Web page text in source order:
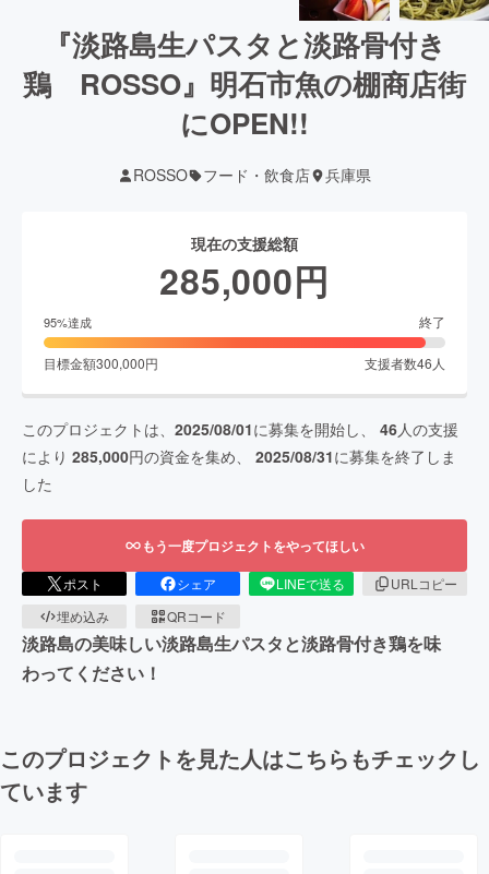
『淡路島生パスタと淡路骨付き
鶏 ROSSO』明石市魚の棚商店街
にOPEN!!
ROSSO フード・飲食店 兵庫県
現在の支援総額
285,000円
95%達成 終了
目標金額300,000円 支援者数46 人
このプロジェクトは、 2025/08/01に募集を開始し、 46人の支援
により 285,000円の資金を集め、 2025/08/31に募集を終了しま
した
もう一度プロジェクトをやってほしい
ポスト シェア LINEで送る
URLコピー
埋め込み
QRコード
淡路島の美味しい淡路島生パスタと淡路骨付き鶏を味
わってください！
このプロジェクトを見た人はこちらもチェックし
ています